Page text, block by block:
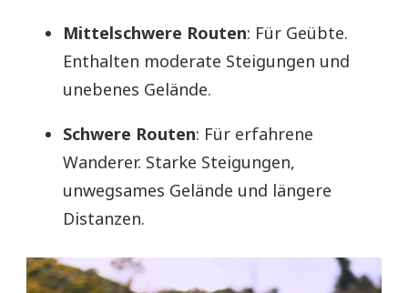
Mittelschwere Routen: Für Geübte.
Enthalten moderate Steigungen und
unebenes Gelände.
Schwere Routen: Für erfahrene
Wanderer. Starke Steigungen,
unwegsames Gelände und längere
Distanzen.